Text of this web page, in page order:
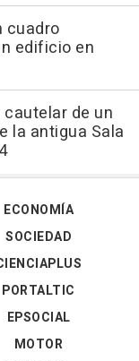
cuadro
edificio en
cautelar de un
la antigua Sala
ECONOMÍA
SOCIEDAD
PORTALTIC
EPSOCIAL
MOTOR